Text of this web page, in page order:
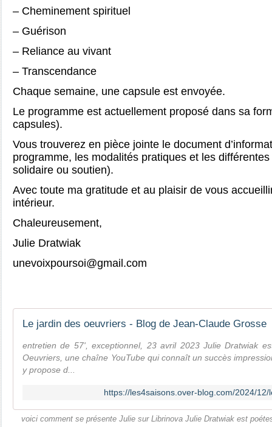
– Cheminement spirituel
– Guérison
– Reliance au vivant
– Transcendance
Chaque semaine, une capsule est envoyée.
Le programme est actuellement proposé dans sa
capsules).
Vous trouverez en pièce jointe le document
programme, les modalités pratiques et les
solidaire ou soutien).
Avec toute ma gratitude et au plaisir de vous
intérieur.
Chaleureusement,
Julie Dratwiak
unevoixpoursoi@gmail.com
Le jardin des oeuvriers - Blog de Jean-Claude Grosse
entretien de 57', exceptionnel, 23 avril 2023 Julie Dratwiak
Oeuvriers, une chaîne YouTube qui connaît un succès
y propose d...
https://les4saisons.over-blog.com/2024/
voici comment se présente Julie sur Librinova Julie Dratwiak est